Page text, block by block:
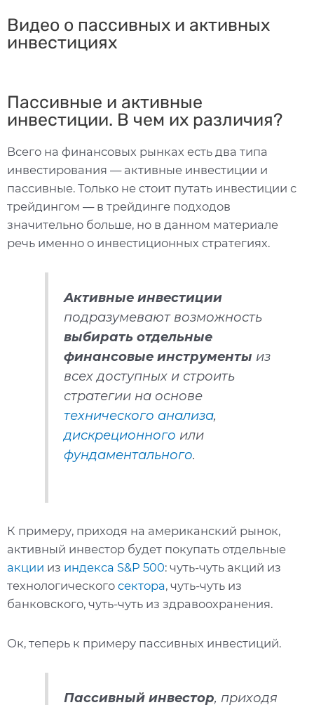
Видео о пассивных и активных
инвестициях
Пассивные и активные
инвестиции. В чем их различия?
Всего на финансовых рынках есть два типа
инвестирования — активные инвестиции и
пассивные. Только не стоит путать инвестиции с
трейдингом — в трейдинге подходов
значительно больше, но в данном материале
речь именно о инвестиционных стратегиях.
Активные инвестиции
подразумевают возможность
выбирать отдельные
финансовые инструменты из
всех доступных и строить
стратегии на основе
технического анализа,
дискреционного или
фундаментального.
К примеру, приходя на американский рынок,
активный инвестор будет покупать отдельные
акции из индекса S&P 500: чуть-чуть акций из
технологического сектора, чуть-чуть из
банковского, чуть-чуть из здравоохранения.
Ок, теперь к примеру пассивных инвестиций.
Пассивный инвестор, приходя